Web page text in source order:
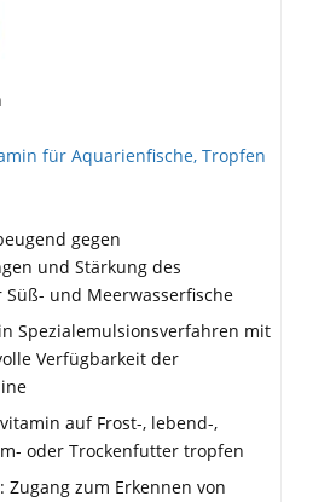
für Aquarienfische, Tropfen
gegen
und Stärkung des
und Meerwasserfische
Spezialemulsionsverfahren mit
Verfügbarkeit der
auf Frost-, lebend-,
oder Trockenfutter tropfen
Zugang zum Erkennen von